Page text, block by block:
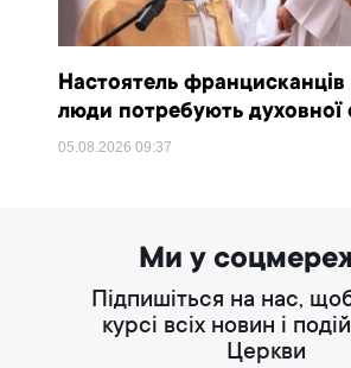
Настоятель францисканців
люди потребують духовної
05.08.202609:37
Ми у
Підпишіться на нас,
курсі всіх новин і
Церкви